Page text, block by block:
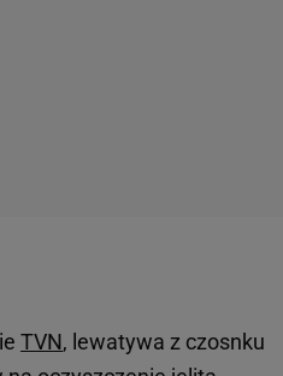
TVN, lewatywa z czosnku